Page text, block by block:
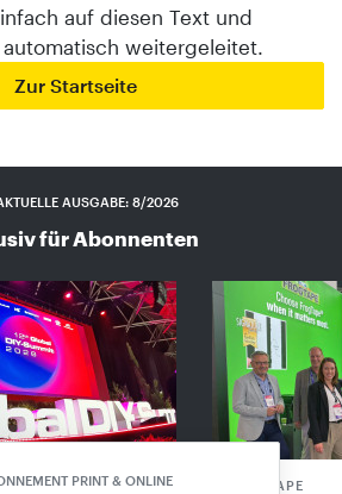
PRINT & ONLINE
auf diesen Text und
weitergeleitet.
Zur Startseite
AUSGABE: 8/2026
für Abonnenten
FROGTAPE